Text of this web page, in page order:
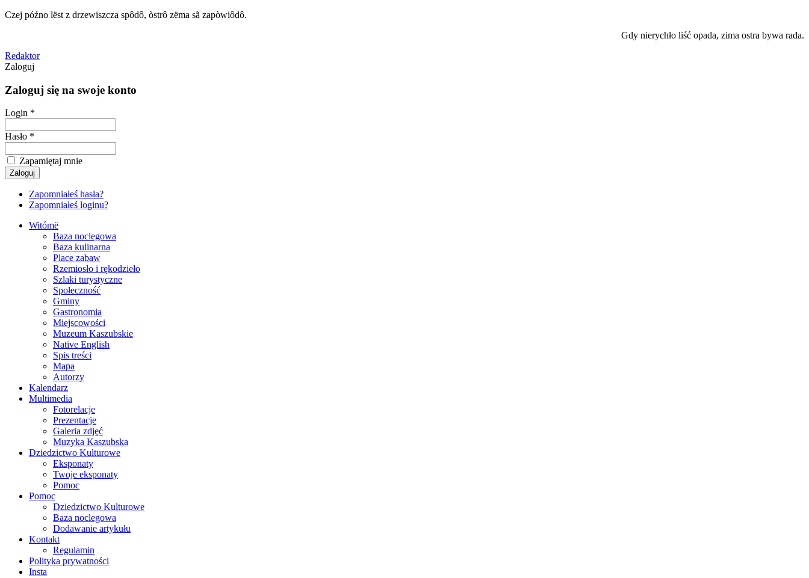
Czej późno lëst z drzewiszcza spôdô, òstrô zëma sã zapòwiôdô.
Gdy nierychło liść opada, zima ostra bywa rada.
Redaktor
Zaloguj
Zaloguj się na swoje konto
Login *
Hasło *
Zapamiętaj mnie
Zapomniałeś hasła?
Zapomniałeś loginu?
Witómë
Baza noclegowa
Baza kulinarna
Place zabaw
Rzemiosło i rękodzieło
Szlaki turystyczne
Społeczność
Gminy
Gastronomia
Miejscowości
Muzeum Kaszubskie
Native English
Spis treści
Mapa
Autorzy
Kalendarz
Multimedia
Fotorelacje
Prezentacje
Galeria zdjęć
Muzyka Kaszubska
Dziedzictwo Kulturowe
Eksponaty
Twoje eksponaty
Pomoc
Pomoc
Dziedzictwo Kulturowe
Baza noclegowa
Dodawanie artykułu
Kontakt
Regulamin
Polityka prywatności
Insta